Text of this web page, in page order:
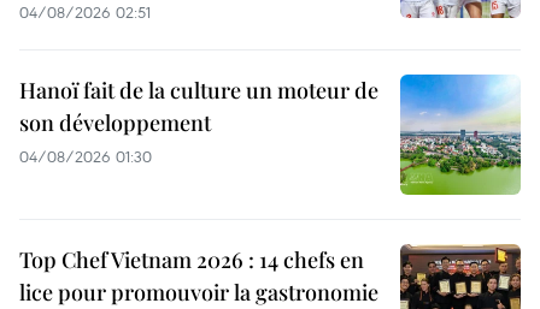
04/08/2026 02:51
Hanoï fait de la culture un moteur de
son développement
04/08/2026 01:30
Top Chef Vietnam 2026 : 14 chefs en
lice pour promouvoir la gastronomie